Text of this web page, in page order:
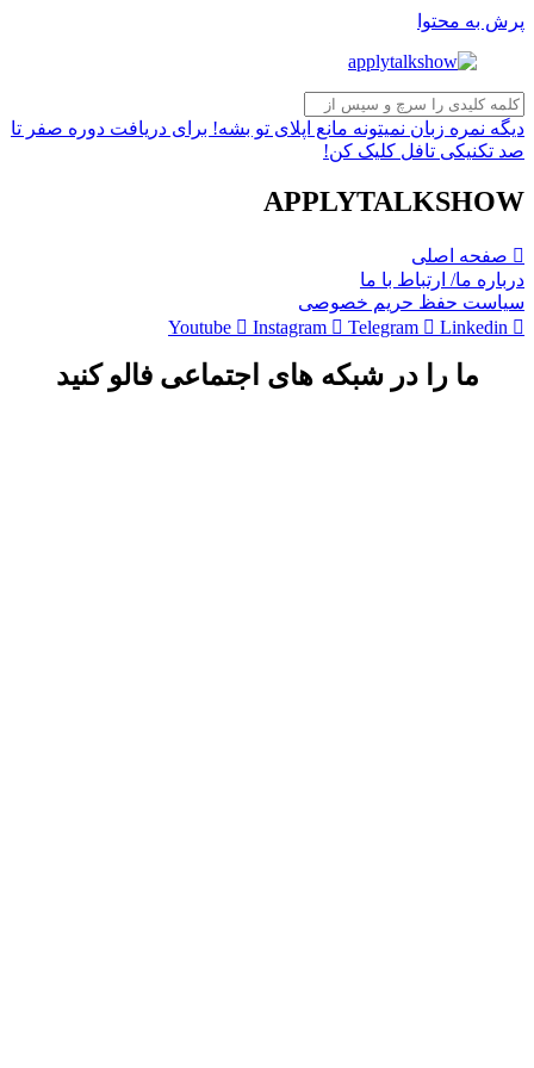
پرش به محتوا
دیگه نمره زبان نمیتونه مانع اپلای تو بشه! برای دریافت دوره صفر تا
صد تکنیکی تافل کلیک کن!
APPLYTALKSHOW
صفحه اصلی
درباره ما/ ارتباط با ما
سیاست حفظ حریم خصوصی
Youtube
Instagram Telegram Linkedin
ما را در شبکه های اجتماعی فالو کنید